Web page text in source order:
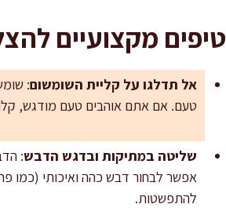
טיפים מקצועיים
אל תדלגו על קליית השומשום:
טעם. אם אתם אוהבים טעם מודגש,
שליטה במתיקות ובדגש הדבש:
אפשר לבחור דבש כהה ואיכותי (כמו
להתפשטות.